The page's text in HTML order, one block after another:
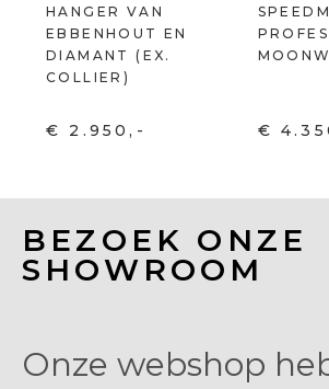
HANGER VAN
EBBENHOUT EN
DIAMANT (EX.
COLLIER)
€ 2.950,- €
BEZOEK ONZE
SHOWROOM
Onze webshop